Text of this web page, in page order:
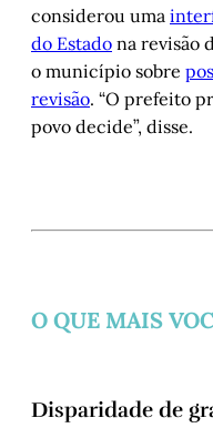
considerou uma
do Estado na revisão
o município sobre
revisão. “O prefeito
povo decide”, disse.
O QUE MAIS
Disparidade de